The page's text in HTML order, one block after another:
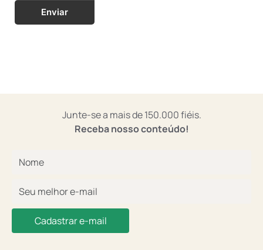
Enviar
Junte-se a mais de 150.000 fiéis.
Receba nosso conteúdo!
Cadastrar e-mail